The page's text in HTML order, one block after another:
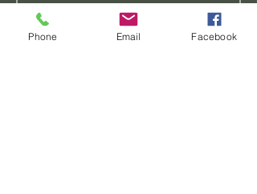
Phone Email Facebook